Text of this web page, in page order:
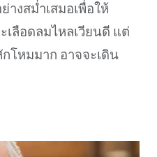
างสม่ำเสมอเพื่อให้
เลือดลมไหลเวียนดี แต่
โหมมาก อาจจะเดิน